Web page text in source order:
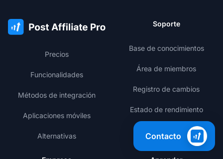
Precios
Funcionalidades
Métodos de integración
Aplicaciones móviles
Alternativas
Soporte
Base de conocimientos
Área de miembros
Registro de cambios
Estado de rendimiento
Contacto